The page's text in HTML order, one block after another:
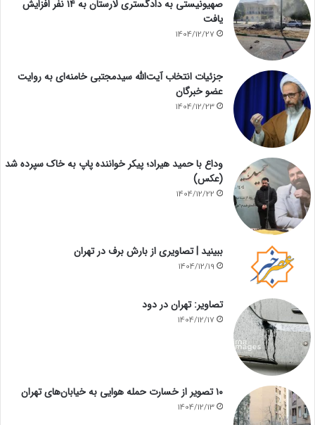
صهیونیستی به دادگستری لارستان به ۱۴ نفر افزایش
یافت
1404/12/27
جزئیات انتخاب آیت‌الله سیدمجتبی خامنه‌ای به روایت
عضو خبرگان
1404/12/23
وداع با حمید هیراد؛ پیکر خواننده پاپ به خاک سپرده شد
(عکس)
1404/12/22
ببینید | تصاویری از بارش برف در تهران
1404/12/19
تصاویر: تهران در دود
1404/12/17
۱۰ تصویر از خسارت حمله هوایی به خیابان‌های تهران
1404/12/13